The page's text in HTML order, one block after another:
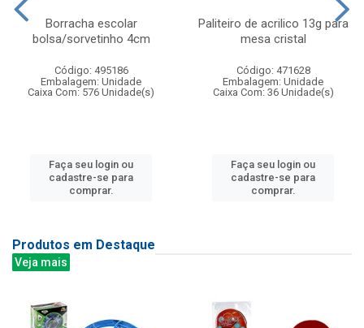
Borracha escolar
bolsa/sorvetinho 4cm
Código: 495186
Embalagem: Unidade
Caixa Com: 576 Unidade(s)
Faça seu login ou
cadastre-se para
comprar.
Paliteiro de acrilico 13g para
mesa cristal
Código: 471628
Embalagem: Unidade
Caixa Com: 36 Unidade(s)
Faça seu login ou
cadastre-se para
comprar.
Produtos em Destaque
Veja mais